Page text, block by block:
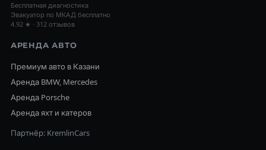
Бесплатная диагностика
Эвакуатор по МКАД бесплатно
4.92 ★ · 312 отзывов
АРЕНДА АВТО
Премиум авто в Казани
Аренда BMW, Mercedes
Аренда Porsche
Аренда яхт и катеров
Партнёр: KremlinCars